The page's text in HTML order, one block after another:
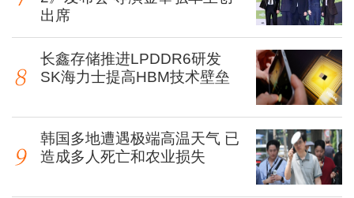
出席
长鑫存储推进LPDDR6研发
SK海力士提高HBM技术壁垒
韩国多地遭遇极端高温天气 已
造成多人死亡和农业损失